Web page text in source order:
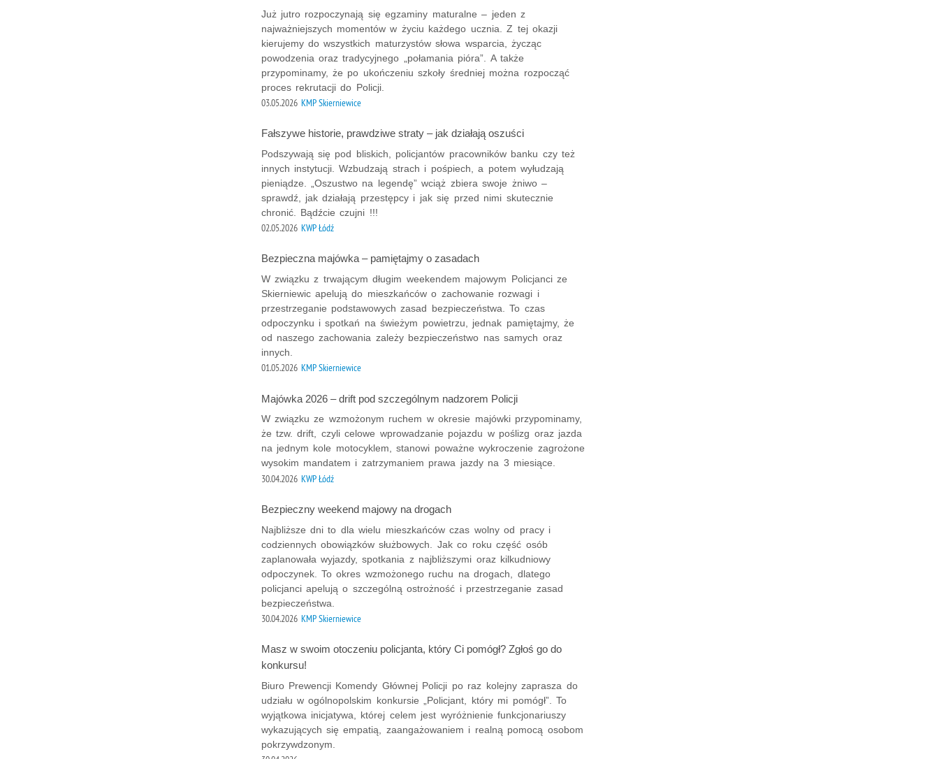
Już jutro rozpoczynają się egzaminy maturalne – jeden z
najważniejszych momentów w życiu każdego ucznia. Z tej okazji
kierujemy do wszystkich maturzystów słowa wsparcia, życząc
powodzenia oraz tradycyjnego „połamania pióra”. A także
przypominamy, że po ukończeniu szkoły średniej można rozpocząć
proces rekrutacji do Policji.
03.05.2026 KMP Skierniewice
Fałszywe historie, prawdziwe straty – jak działają oszuści
Podszywają się pod bliskich, policjantów pracowników banku czy też
innych instytucji. Wzbudzają strach i pośpiech, a potem wyłudzają
pieniądze. „Oszustwo na legendę” wciąż zbiera swoje żniwo –
sprawdź, jak działają przestępcy i jak się przed nimi skutecznie
chronić. Bądźcie czujni !!!
02.05.2026 KWP Łódź
Bezpieczna majówka – pamiętajmy o zasadach
W związku z trwającym długim weekendem majowym Policjanci ze
Skierniewic apelują do mieszkańców o zachowanie rozwagi i
przestrzeganie podstawowych zasad bezpieczeństwa. To czas
odpoczynku i spotkań na świeżym powietrzu, jednak pamiętajmy, że
od naszego zachowania zależy bezpieczeństwo nas samych oraz
innych.
01.05.2026 KMP Skierniewice
Majówka 2026 – drift pod szczególnym nadzorem Policji
W związku ze wzmożonym ruchem w okresie majówki przypominamy,
że tzw. drift, czyli celowe wprowadzanie pojazdu w poślizg oraz jazda
na jednym kole motocyklem, stanowi poważne wykroczenie zagrożone
wysokim mandatem i zatrzymaniem prawa jazdy na 3 miesiące.
30.04.2026 KWP Łódź
Bezpieczny weekend majowy na drogach
Najbliższe dni to dla wielu mieszkańców czas wolny od pracy i
codziennych obowiązków służbowych. Jak co roku część osób
zaplanowała wyjazdy, spotkania z najbliższymi oraz kilkudniowy
odpoczynek. To okres wzmożonego ruchu na drogach, dlatego
policjanci apelują o szczególną ostrożność i przestrzeganie zasad
bezpieczeństwa.
30.04.2026 KMP Skierniewice
Masz w swoim otoczeniu policjanta, który Ci pomógł? Zgłoś go do
konkursu!
Biuro Prewencji Komendy Głównej Policji po raz kolejny zaprasza do
udziału w ogólnopolskim konkursie „Policjant, który mi pomógł”. To
wyjątkowa inicjatywa, której celem jest wyróżnienie funkcjonariuszy
wykazujących się empatią, zaangażowaniem i realną pomocą osobom
pokrzywdzonym.